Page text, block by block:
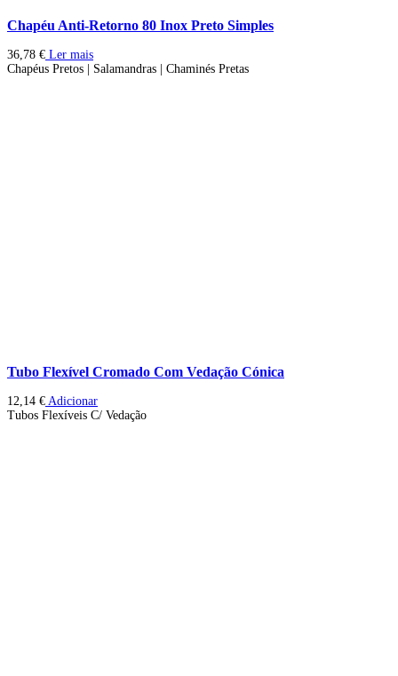
Chapéu Anti-Retorno 80 Inox Preto Simples
36,78 € Ler mais
Chapéus Pretos | Salamandras | Chaminés Pretas
Tubo Flexível Cromado Com Vedação Cónica
12,14 € Adicionar
Tubos Flexíveis C/ Vedação